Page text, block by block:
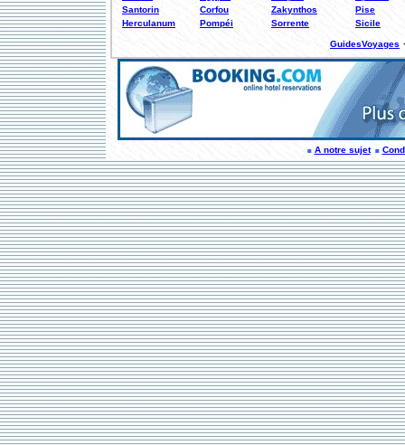
Santorin
Corfou Zakynthos
Pise
Herculanum
Pompéi Sorrente Sicile
GuidesVoyages
A notre sujet